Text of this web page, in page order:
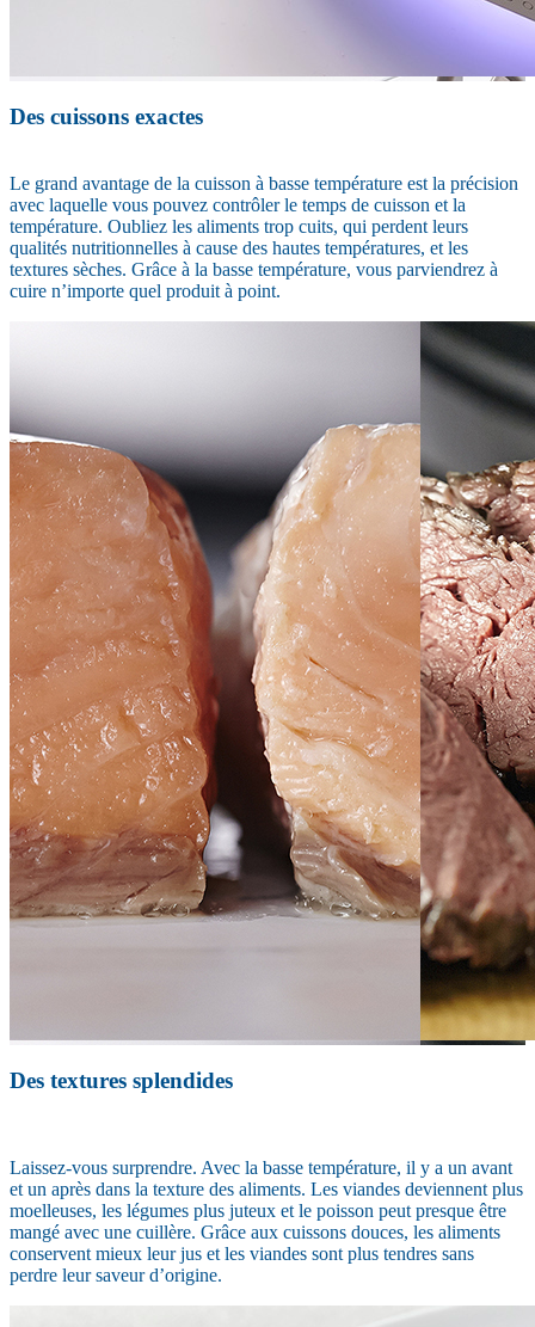
Des cuissons exactes
Le grand avantage de la cuisson à basse température est la précision
avec laquelle vous pouvez contrôler le temps de cuisson et la
température. Oubliez les aliments trop cuits, qui perdent leurs
qualités nutritionnelles à cause des hautes températures, et les
textures sèches. Grâce à la basse température, vous parviendrez à
cuire n’importe quel produit à point.
Des textures splendides
Laissez-vous surprendre. Avec la basse température, il y a un avant
et un après dans la texture des aliments. Les viandes deviennent plus
moelleuses, les légumes plus juteux et le poisson peut presque être
mangé avec une cuillère. Grâce aux cuissons douces, les aliments
conservent mieux leur jus et les viandes sont plus tendres sans
perdre leur saveur d’origine.